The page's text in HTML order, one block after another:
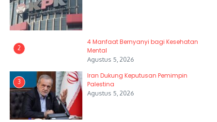
2
4 Manfaat Bernyanyi bagi Kesehatan
Mental
Agustus 5, 2026
3
Iran Dukung Keputusan Pemimpin
Palestina
Agustus 5, 2026